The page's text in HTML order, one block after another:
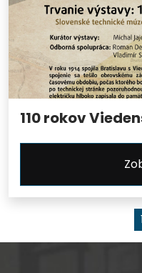
110 rokov
1